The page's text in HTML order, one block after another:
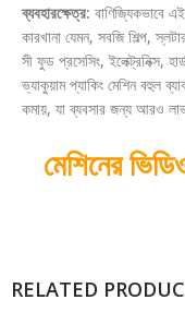
ব্যবহারক্ষেত্র: বাণিজ্যিকভাবে
কারখানা যেমন, সবজি শিল্প,
সী ফুড প্রসেসিং, ইলেক্ট্রনিক্স,
ভ্যাকুয়াম প্যাকিং মেশিন বহুল
কমায়, যা ব্যবসার জন্য আরও
মেশিনের
RELATED